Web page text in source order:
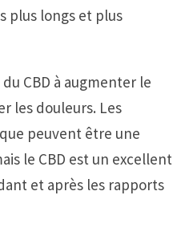
plus longs et plus
CBD à augmenter le
les douleurs. Les
peuvent être une
le CBD est un excellent
et après les rapports